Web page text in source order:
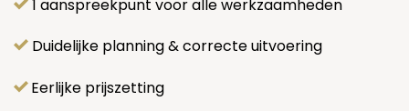
1 aanspreekpunt voor alle werkzaamheden
Duidelijke planning & correcte uitvoering
Eerlijke prijszetting